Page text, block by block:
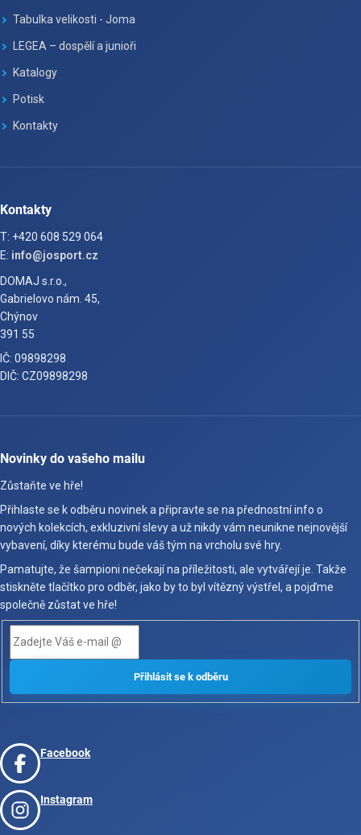
Tabulka velikosti - Joma
LEGEA – dospělí a junioři
Katalogy
Potisk
Kontakty
Kontakty
T: +420 608 529 064
E: info@josport.cz
DOMAJ s.r.o.,
Gabrielovo nám. 45,
Chýnov
391 55
IČ: 09898298
DIČ: CZ09898298
Novinky do vašeho mailu
Zůstaňte ve hře!
Přihlaste se k odběru novinek a připravte se na přednostní info o
nových kolekcích, exkluzivní slevy a už nikdy vám neunikne nejnovější
vybavení, díky kterému bude váš tým na vrcholu své hry.
Pamatujte, že šampioni nečekají na příležitosti, ale vytvářejí je. Takže
stiskněte tlačítko pro odběr, jako by to byl vítězný výstřel, a pojďme
společně zůstat ve hře!
Facebook
Instagram